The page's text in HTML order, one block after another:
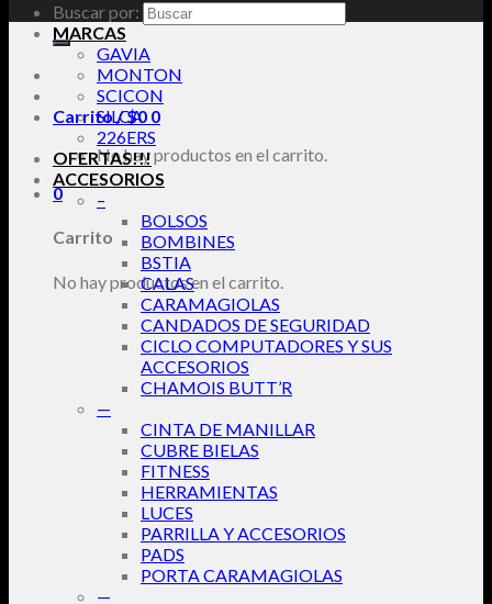
Buscar por:
Carrito /$0 0
No hay productos en el carrito.
0
Carrito
No hay productos en el carrito.
MARCAS
GAVIA
MONTON
SCICON
SILCA
226ERS
OFERTAS!!!
ACCESORIOS
–
BOLSOS
BOMBINES
BSTIA
CALAS
CARAMAGIOLAS
CANDADOS DE SEGURIDAD
CICLO COMPUTADORES Y SUS
ACCESORIOS
CHAMOIS BUTT’R
—
CINTA DE MANILLAR
CUBRE BIELAS
FITNESS
HERRAMIENTAS
LUCES
PARRILLA Y ACCESORIOS
PADS
PORTA CARAMAGIOLAS
—